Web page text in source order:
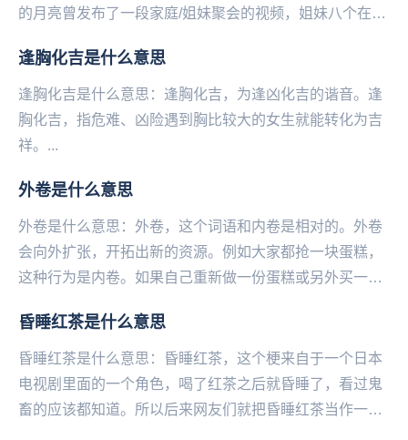
的月亮曾发布了一段家庭/姐妹聚会的视频，姐妹八个在镜
逢胸化吉是什么意思
逢胸化吉是什么意思：逢胸化吉，为逢凶化吉的谐音。逢
胸化吉，指危难‌‌‌‌‌‌‌‌‌‌‌‌、凶险遇到胸比较大的女生就能转化为吉
祥。...
外卷是什么意思
外卷是什么意思：外卷，这个词语和内卷是相对的。外卷
会向外扩张，开拓出新的资源。例如大家都抢一块蛋糕，
这种行为是内卷。如果自己重新做一份蛋糕或另外买一
昏睡红茶是什么意思
昏睡红茶是什么意思：昏睡红茶，这个梗来自于一个日本
电视剧里面的一个角色，喝了红茶之后就昏睡了，看过鬼
畜的应该都知道。所以后来网友们就把昏睡红茶当作一个